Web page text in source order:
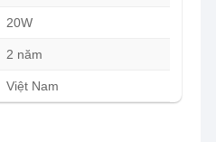
20W
2 năm
Việt Nam